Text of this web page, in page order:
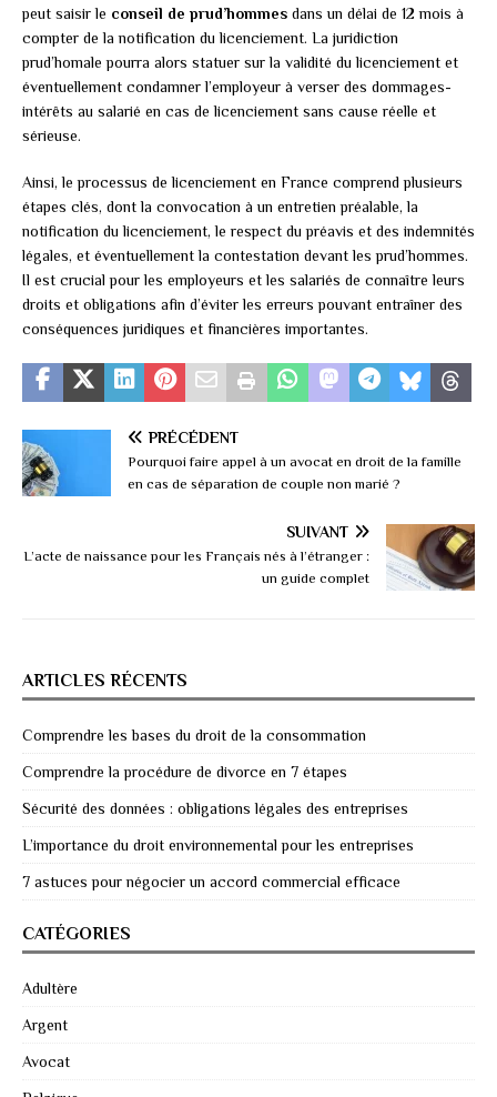
peut saisir le conseil de prud’hommes dans un délai de 12 mois à
compter de la notification du licenciement. La juridiction
prud’homale pourra alors statuer sur la validité du licenciement et
éventuellement condamner l’employeur à verser des dommages-
intérêts au salarié en cas de licenciement sans cause réelle et
sérieuse.
Ainsi, le processus de licenciement en France comprend plusieurs
étapes clés, dont la convocation à un entretien préalable, la
notification du licenciement, le respect du préavis et des indemnités
légales, et éventuellement la contestation devant les prud’hommes.
Il est crucial pour les employeurs et les salariés de connaître leurs
droits et obligations afin d’éviter les erreurs pouvant entraîner des
conséquences juridiques et financières importantes.
PRÉCÉDENT
Pourquoi faire appel à un avocat en droit de la famille
en cas de séparation de couple non marié ?
SUIVANT
L’acte de naissance pour les Français nés à l’étranger :
un guide complet
ARTICLES RÉCENTS
Comprendre les bases du droit de la consommation
Comprendre la procédure de divorce en 7 étapes
Sécurité des données : obligations légales des entreprises
L’importance du droit environnemental pour les entreprises
7 astuces pour négocier un accord commercial efficace
CATÉGORIES
Adultère
Argent
Avocat